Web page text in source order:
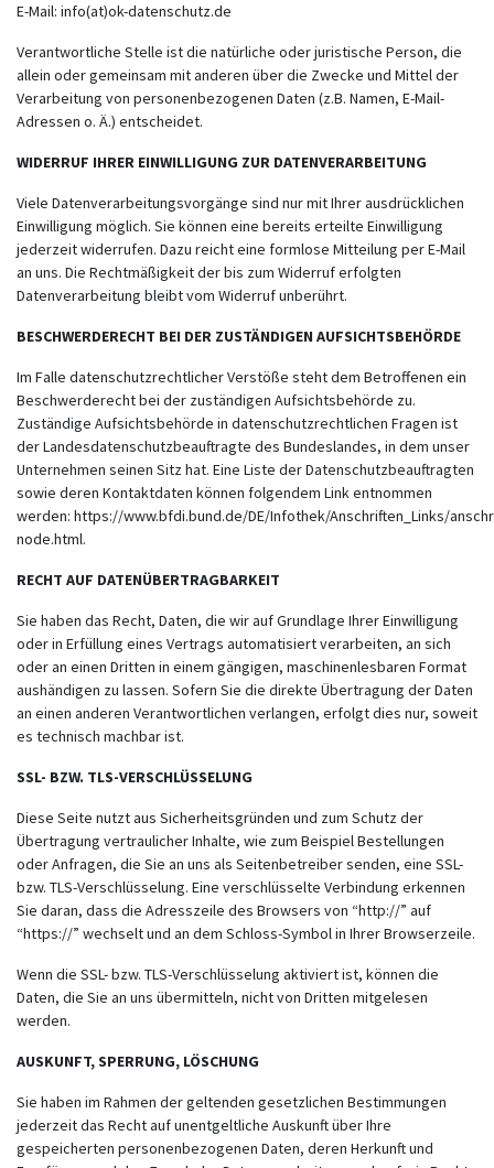
E-Mail: info(at)ok-datenschutz.de
Verantwortliche Stelle ist die natürliche oder juristische Person, die
allein oder gemeinsam mit anderen über die Zwecke und Mittel der
Verarbeitung von personenbezogenen Daten (z.B. Namen, E-Mail-
Adressen o. Ä.) entscheidet.
WIDERRUF IHRER EINWILLIGUNG ZUR DATENVERARBEITUNG
Viele Datenverarbeitungsvorgänge sind nur mit Ihrer ausdrücklichen
Einwilligung möglich. Sie können eine bereits erteilte Einwilligung
jederzeit widerrufen. Dazu reicht eine formlose Mitteilung per E-Mail
an uns. Die Rechtmäßigkeit der bis zum Widerruf erfolgten
Datenverarbeitung bleibt vom Widerruf unberührt.
BESCHWERDERECHT BEI DER ZUSTÄNDIGEN AUFSICHTSBEHÖRDE
Im Falle datenschutzrechtlicher Verstöße steht dem Betroffenen ein
Beschwerderecht bei der zuständigen Aufsichtsbehörde zu.
Zuständige Aufsichtsbehörde in datenschutzrechtlichen Fragen ist
der Landesdatenschutzbeauftragte des Bundeslandes, in dem unser
Unternehmen seinen Sitz hat. Eine Liste der Datenschutzbeauftragten
sowie deren Kontaktdaten können folgendem Link entnommen
werden: https://www.bfdi.bund.de/DE/Infothek/Anschriften_Links/
node.html.
RECHT AUF DATENÜBERTRAGBARKEIT
Sie haben das Recht, Daten, die wir auf Grundlage Ihrer Einwilligung
oder in Erfüllung eines Vertrags automatisiert verarbeiten, an sich
oder an einen Dritten in einem gängigen, maschinenlesbaren Format
aushändigen zu lassen. Sofern Sie die direkte Übertragung der Daten
an einen anderen Verantwortlichen verlangen, erfolgt dies nur, soweit
es technisch machbar ist.
SSL- BZW. TLS-VERSCHLÜSSELUNG
Diese Seite nutzt aus Sicherheitsgründen und zum Schutz der
Übertragung vertraulicher Inhalte, wie zum Beispiel Bestellungen
oder Anfragen, die Sie an uns als Seitenbetreiber senden, eine SSL-
bzw. TLS-Verschlüsselung. Eine verschlüsselte Verbindung erkennen
Sie daran, dass die Adresszeile des Browsers von “http://” auf
“https://” wechselt und an dem Schloss-Symbol in Ihrer Browserzeile.
Wenn die SSL- bzw. TLS-Verschlüsselung aktiviert ist, können die
Daten, die Sie an uns übermitteln, nicht von Dritten mitgelesen
werden.
AUSKUNFT, SPERRUNG, LÖSCHUNG
Sie haben im Rahmen der geltenden gesetzlichen Bestimmungen
jederzeit das Recht auf unentgeltliche Auskunft über Ihre
gespeicherten personenbezogenen Daten, deren Herkunft und